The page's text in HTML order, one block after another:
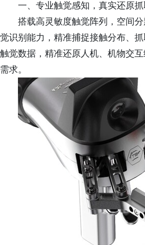
一、专业触觉感知，真实还原
搭载高灵敏度触觉阵列，空间
觉识别能力，精准捕捉接触分布、
触觉数据，精准还原人机、机物交
需求。